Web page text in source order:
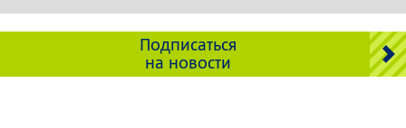
Подписаться
на новости